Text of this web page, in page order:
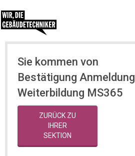
Sie kommen von
Bestätigung Anmeldung
Weiterbildung MS365
ZURÜCK ZU
IHRER
SEKTION